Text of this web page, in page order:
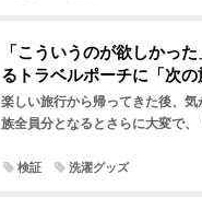
「こういうのが欲しかっ
るトラベルポーチに「次の
楽しい旅行から帰ってきた後、
族全員分となるとさらに大変で
検証 洗濯グッズ